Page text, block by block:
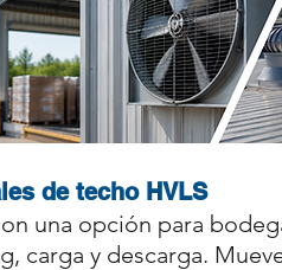
de techo HVLS
una opción para
carga y descarga.